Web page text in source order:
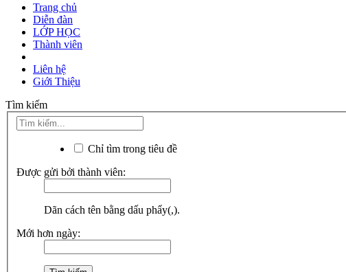
Trang chủ
Diễn đàn
LỚP HỌC
Thành viên
Liên hệ
Giới Thiệu
Tìm kiếm
Chỉ tìm trong tiêu đề
Được gửi bởi thành viên:
Dãn cách tên bằng dấu phẩy(,).
Mới hơn ngày: